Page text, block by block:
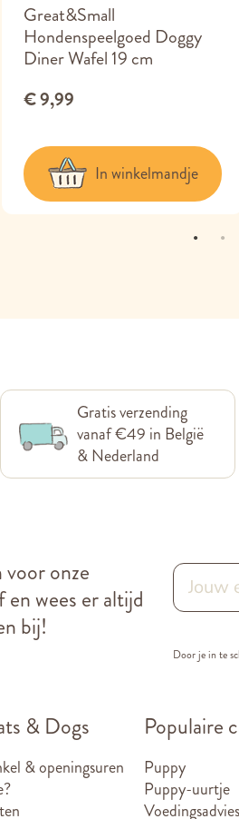
Great&Small
Hondenspeelgoed Doggy
Diner Wafel 19 cm
€ 9,99
In winkelmandje
Gratis verzending
vanaf €49 in België
& Nederland
onze
en wees er altijd
bij!
Door je in te
& Dogs
& openingsuren
Populaire
Puppy
Puppy-uurtje
Voedingsadvies